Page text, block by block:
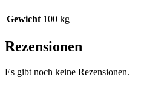
Gewicht 100 kg
Rezensionen
Es gibt noch keine Rezensionen.